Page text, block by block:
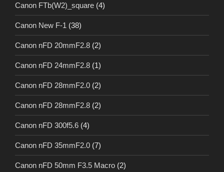
Canon FTb(W2)_square (4)
Canon New F-1 (38)
Canon nFD 20mmF2.8 (2)
Canon nFD 24mmF2.8 (1)
Canon nFD 28mmF2.0 (2)
Canon nFD 28mmF2.8 (2)
Canon nFD 300f5.6 (4)
Canon nFD 35mmF2.0 (7)
Canon nFD 50mm F3.5 Macro (2)